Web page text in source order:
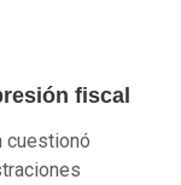
fiscal
cuestionó